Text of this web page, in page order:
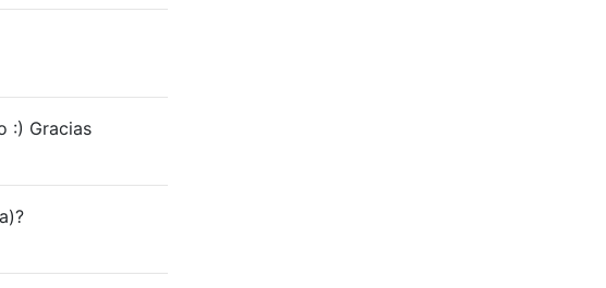
:) Gracias